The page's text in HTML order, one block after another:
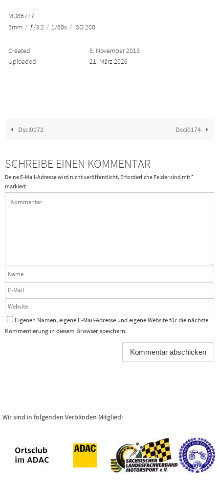
MD86777
5mm / ƒ/3.2 / 1/60s / ISO 200
Created
8. November 2013
Uploaded
21. März 2026
Dsci0172 Dsci0174
SCHREIBE EINEN KOMMENTAR
Deine E-Mail-Adresse wird nicht veröffentlicht. Erforderliche Felder sind mit*
markiert
Eigenen Namen, eigene E-Mail-Adresse und eigene Website für die nächste
Kommentierung in diesem Browser speichern.
Wir sind in folgenden Verbänden Mitglied: